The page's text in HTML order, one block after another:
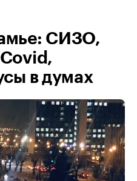
СИЗО,
в думах